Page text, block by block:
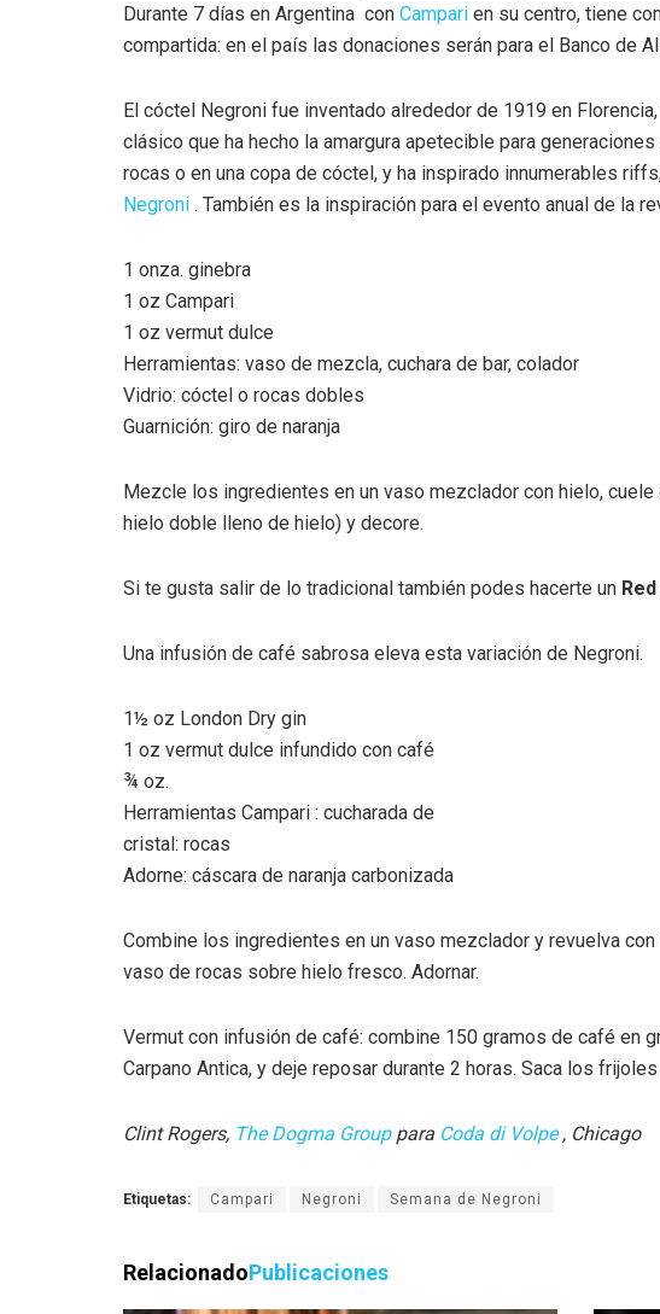
Durante 7 días en Argentina con Campari en su centro, tiene
compartida: en el país las donaciones serán para el Banco de
El cóctel Negroni fue inventado alrededor de 1919 en
clásico que ha hecho la amargura apetecible para
rocas o en una copa de cóctel, y ha inspirado innumerables
Negroni . También es la inspiración para el evento anual de la
1 onza. ginebra
1 oz Campari
1 oz vermut dulce
Herramientas: vaso de mezcla, cuchara de bar, colador
Vidrio: cóctel o rocas dobles
Guarnición: giro de naranja
Mezcle los ingredientes en un vaso mezclador con hielo,
hielo doble lleno de hielo) y decore.
Si te gusta salir de lo tradicional también podes hacerte un
Una infusión de café sabrosa eleva esta variación de Negroni.
1½ oz London Dry gin
1 oz vermut dulce infundido con café
¾ oz.
Herramientas Campari : cucharada de
cristal: rocas
Adorne: cáscara de naranja carbonizada
Combine los ingredientes en un vaso mezclador y revuelva
vaso de rocas sobre hielo fresco. Adornar.
Vermut con infusión de café: combine 150 gramos de café en
Carpano Antica, y deje reposar durante 2 horas. Saca los
Clint Rogers, The Dogma Grouppara Coda di Volpe, Chicago
Etiquetas: Campari Negroni Semana de Negroni
RelacionadoPublicaciones